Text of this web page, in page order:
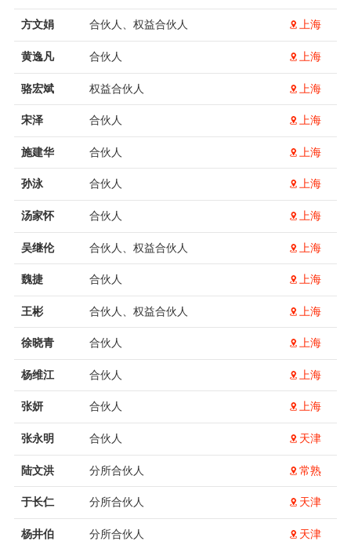
方文娟 合伙人、权益合伙人 上海
黄逸凡 合伙人 上海
骆宏斌 权益合伙人 上海
宋泽 合伙人 上海
施建华 合伙人 上海
孙泳 合伙人 上海
汤家怀 合伙人 上海
吴继伦 合伙人、权益合伙人 上海
魏捷 合伙人 上海
王彬 合伙人、权益合伙人 上海
徐晓青 合伙人 上海
杨维江 合伙人 上海
张妍 合伙人 上海
张永明 合伙人 天津
陆文洪 分所合伙人 常熟
于长仁 分所合伙人 天津
杨井伯 分所合伙人 天津